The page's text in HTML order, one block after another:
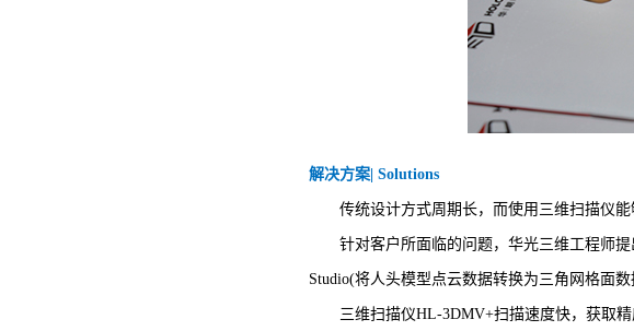
解决方案| Solutions
传统设计方式周期长，而使用三维扫描仪能
针对客户所面临的问题，华光三维工程师提
Studio(将人头模型点云数据转换为三角网格面
三维扫描仪HL-3DMV+扫描速度快，获取精